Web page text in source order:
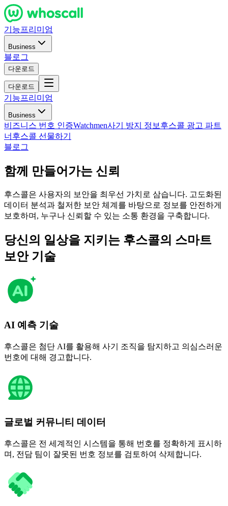
기능프리미엄
Business
블로그
다운로드
다운로드
기능프리미엄
Business
비즈니스 번호 인증Watchmen사기 방지 정보 후스콜 광고 파트
너 후스콜 선물하기
블로그
함께 만들어가는 신뢰
후스콜은 사용자의 보안을 최우선 가치로 삼습니다. 고도화된
데이터 분석과 철저한 보안 체계를 바탕으로 정보를 안전하게
보호하며, 누구나 신뢰할 수 있는 소통 환경을 구축합니다.
당신의 일상을 지키는 후스콜의 스마트
보안 기술
AI 예측 기술
후스콜은 첨단 AI를 활용해 사기 조직을 탐지하고 의심스러운
번호에 대해 경고합니다.
글로벌 커뮤니티 데이터
후스콜은 전 세계적인 시스템을 통해 번호를 정확하게 표시하
며, 전담 팀이 잘못된 번호 정보를 검토하여 삭제합니다.